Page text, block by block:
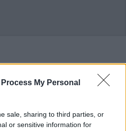
My Personal
sale, sharing to third parties, or
or sensitive information for